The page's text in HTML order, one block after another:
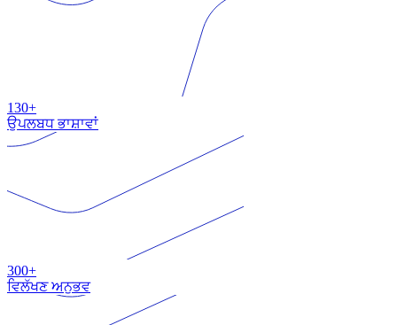
130+
ਉਪਲਬਧ ਭਾਸ਼ਾਵਾਂ
300+
ਵਿਲੱਖਣ ਅਨੁਭਵ